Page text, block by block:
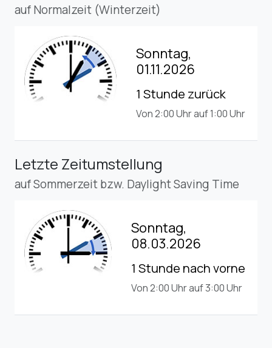
auf Normalzeit (Winterzeit)
Sonntag,
01.11.2026
1 Stunde zurück
Von 2:00 Uhr auf 1:00 Uhr
Letzte Zeitumstellung
auf Sommerzeit bzw. Daylight Saving Time
Sonntag,
08.03.2026
1 Stunde nach vorne
Von 2:00 Uhr auf 3:00 Uhr